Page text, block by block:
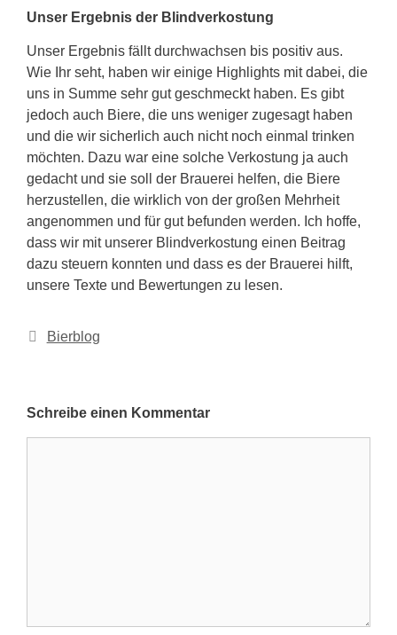
Unser Ergebnis der Blindverkostung
Unser Ergebnis fällt durchwachsen bis positiv aus.
Wie Ihr seht, haben wir einige Highlights mit dabei, die
uns in Summe sehr gut geschmeckt haben. Es gibt
jedoch auch Biere, die uns weniger zugesagt haben
und die wir sicherlich auch nicht noch einmal trinken
möchten. Dazu war eine solche Verkostung ja auch
gedacht und sie soll der Brauerei helfen, die Biere
herzustellen, die wirklich von der großen Mehrheit
angenommen und für gut befunden werden. Ich hoffe,
dass wir mit unserer Blindverkostung einen Beitrag
dazu steuern konnten und dass es der Brauerei hilft,
unsere Texte und Bewertungen zu lesen.
Kategorien
Bierblog
Schreibe einen Kommentar